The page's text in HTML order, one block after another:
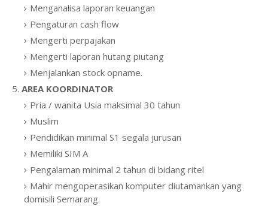
Menganalisa laporan keuangan
Pengaturan cash flow
Mengerti perpajakan
Mengerti laporan hutang piutang
Menjalankan stock opname.
5. AREA KOORDINATOR
Pria / wanita Usia maksimal 30 tahun
Muslim
Pendidikan minimal S1 segala jurusan
Memiliki SIM A
Pengalaman minimal 2 tahun di bidang ritel
Mahir mengoperasikan komputer diutamankan yang
domisili Semarang.